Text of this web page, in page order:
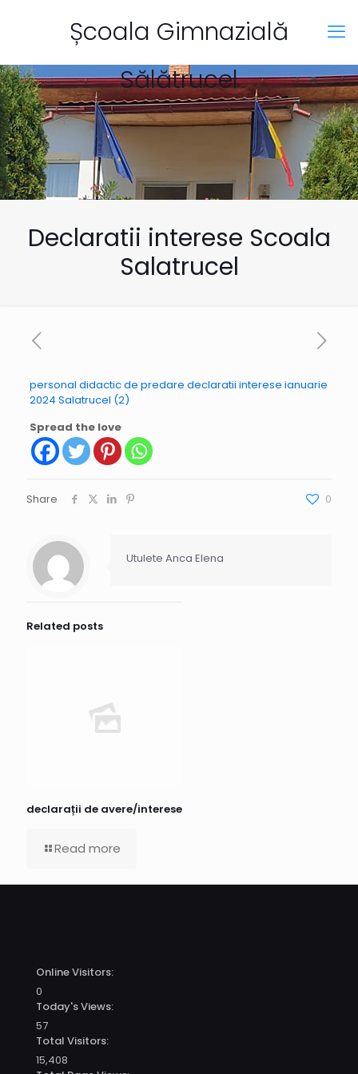
Școala Gimnazială
Sălătrucel
Declaratii interese Scoala
Salatrucel
personal didactic de predare declaratii interese ianuarie
2024 Salatrucel (2)
Spread the love
Share 0
Utulete Anca Elena
Related posts
declarații de avere/interese
Read more
Online Visitors:
0
Today's Views:
57
Total Visitors:
15,408